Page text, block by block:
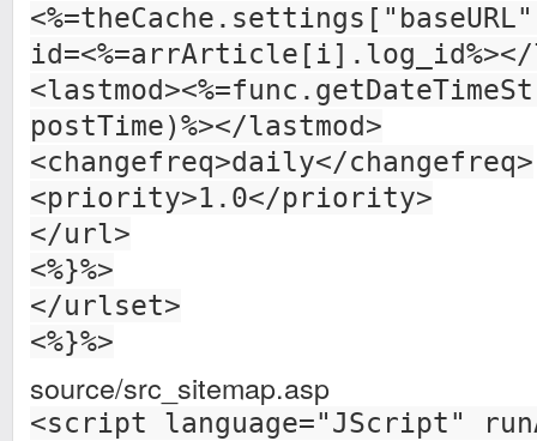
postTime)%></lastmod>
<changefreq>daily</changefreq>
<priority>1.0</priority>
</url>
<%}%>
</urlset>
<%}%>
source/src_sitemap.asp
<script language="JScript"